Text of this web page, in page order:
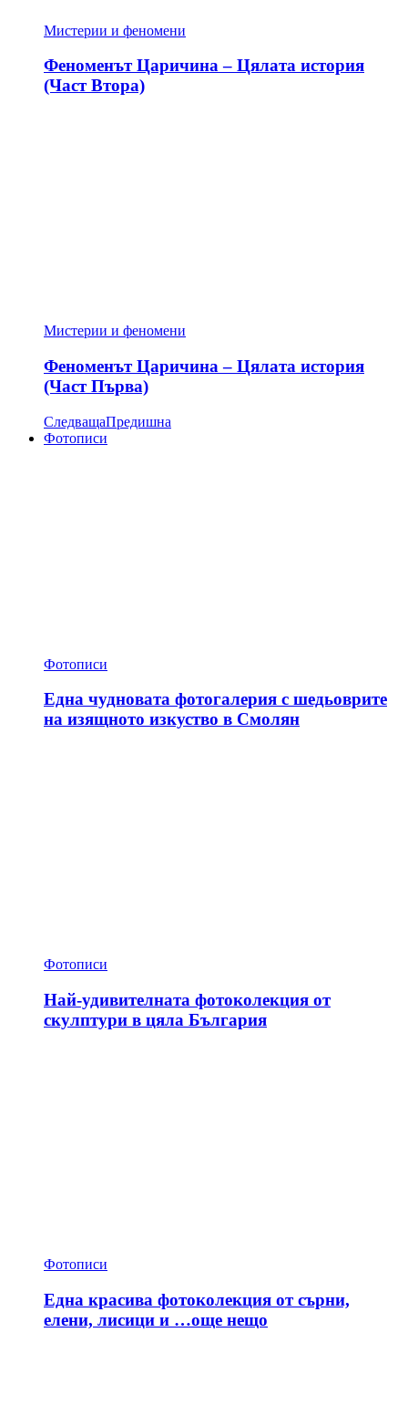
Мистерии и феномени
Феноменът Царичина – Цялата история
(Част Втора)
Мистерии и феномени
Феноменът Царичина – Цялата история
(Част Първа)
СледващаПредишна
Фотописи
Фотописи
Една чудновата фотогалерия с шедьоврите
на изящното изкуство в Смолян
Фотописи
Най-удивителната фотоколекция от
скулптури в цяла България
Фотописи
Една красива фотоколекция от сърни,
елени, лисици и …още нещо